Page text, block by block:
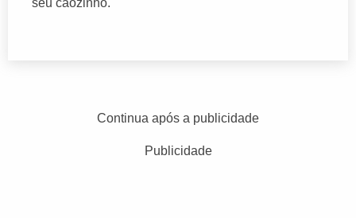
seu cãozinho.
Continua após a publicidade
Publicidade